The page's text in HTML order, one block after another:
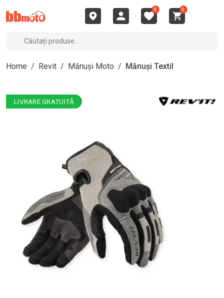
0 0
Home / Revit / Mănuși Moto / Mănuși Textil
LIVRARE GRATUITĂ